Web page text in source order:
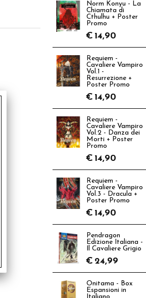
Norm Konyu - La
Chiamata di
Cthulhu + Poster
Promo
€ 14,90
Requiem -
Cavaliere Vampiro
Vol.1 -
Resurrezione +
Poster Promo
€ 14,90
Requiem -
Cavaliere Vampiro
Vol.2 - Danza dei
Morti + Poster
Promo
€ 14,90
Requiem -
Cavaliere Vampiro
Vol.3 - Dracula +
Poster Promo
€ 14,90
Pendragon
Edizione Italiana -
Il Cavaliere Grigio
€ 24,99
Onitama - Box
Espansioni in